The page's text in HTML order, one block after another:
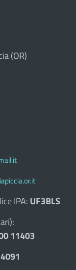
(OR)
IPA: UF3BLS
11403